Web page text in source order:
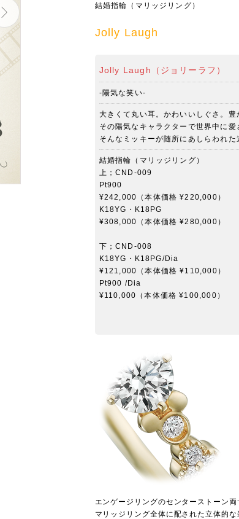
結婚指輪（マリッジリング）
Jolly Laugh
Jolly Laugh（ジョリーラフ）
-陽気な笑い-
大きくて丸い耳。かわいいしぐさ。豊
その陽気なキャラクターで世界中に愛
そんなミッキーが随所にあしらわれた
結婚指輪（マリッジリング）
上；CND-009
Pt900
¥242,000（本体価格 ¥220,000）
K18YG・K18PG
¥308,000（本体価格 ¥280,000）
下；CND-008
K18YG・K18PG/Dia
¥121,000（本体価格 ¥110,000）
Pt900 /Dia
¥110,000（本体価格 ¥100,000）
エンゲージリングのセンターストーン
マリッジリング全体に配された立体的な